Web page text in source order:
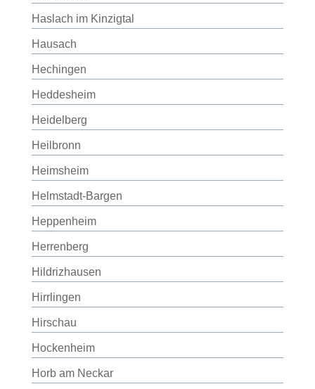
Haslach im Kinzigtal
Hausach
Hechingen
Heddesheim
Heidelberg
Heilbronn
Heimsheim
Helmstadt-Bargen
Heppenheim
Herrenberg
Hildrizhausen
Hirrlingen
Hirschau
Hockenheim
Horb am Neckar